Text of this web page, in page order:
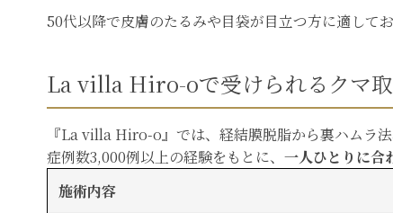
50代以降で皮膚のたるみや目袋が目立つ方に適してお
La villa Hiro-oで受けられるクマ
『La villa Hiro-o』では、経結膜脱脂から裏ハムラ
症例数3,000例以上の経験をもとに、 一人ひとりに合
施術内容